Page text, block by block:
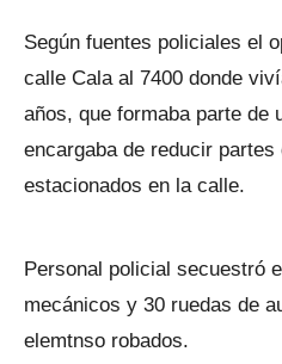
Según fuentes policiales el
calle Cala al 7400 donde
años, que formaba parte de
encargaba de reducir
estacionados en la calle.
Personal policial secuestró
mecánicos y 30 ruedas de
elemtnso robados.